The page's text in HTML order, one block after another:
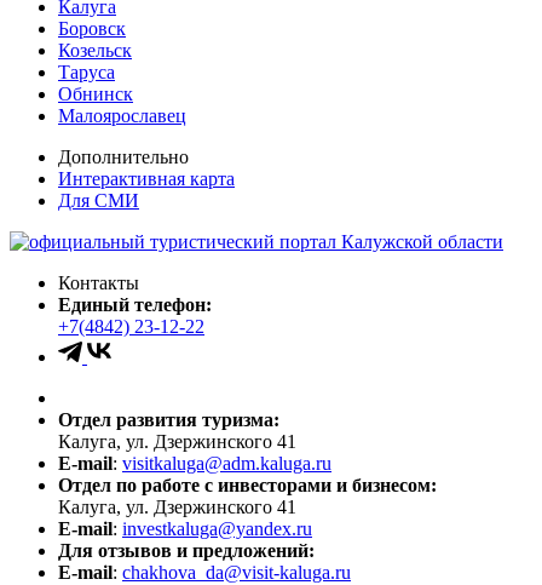
Калуга
Боровск
Козельск
Таруса
Обнинск
Малоярославец
Дополнительно
Интерактивная карта
Для СМИ
Контакты
Единый телефон:
+7(4842) 23-12-22
Отдел развития туризма:
Калуга, ул. Дзержинского 41
E-mail: visitkaluga@adm.kaluga.ru
Отдел по работе с инвесторами и бизнесом:
Калуга, ул. Дзержинского 41
E-mail: investkaluga@yandex.ru
Для отзывов и предложений:
E-mail: chakhova_da@visit-kaluga.ru